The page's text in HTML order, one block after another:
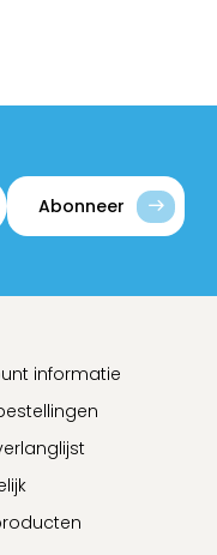
Abonneer
informatie